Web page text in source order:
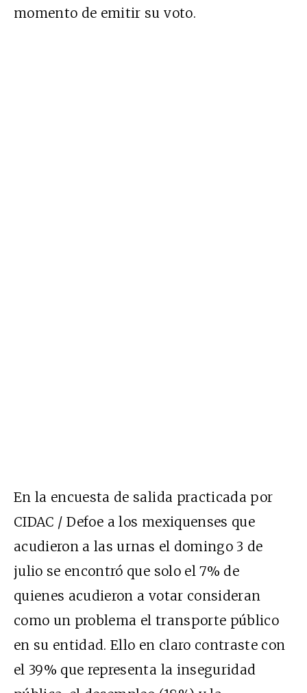
momento de emitir su voto.
En la encuesta de salida practicada por
CIDAC / Defoe a los mexiquenses que
acudieron a las urnas el domingo 3 de
julio se encontró que solo el 7% de
quienes acudieron a votar consideran
como un problema el transporte público
en su entidad. Ello en claro contraste con
el 39% que representa la inseguridad